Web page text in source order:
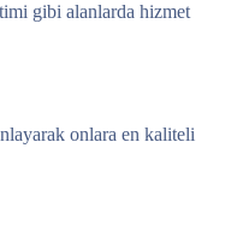
gibi alanlarda hizmet
onlara en kaliteli